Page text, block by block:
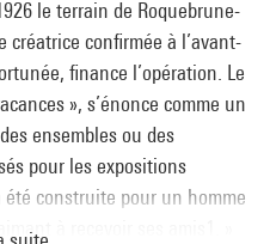
le terrain de Roquebrune-
créatrice confirmée à l’avant-
finance l’opération. Le
», s’énonce comme un
ensembles ou des
pour les expositions
construite pour un homme
à recevoir ses amis1. »